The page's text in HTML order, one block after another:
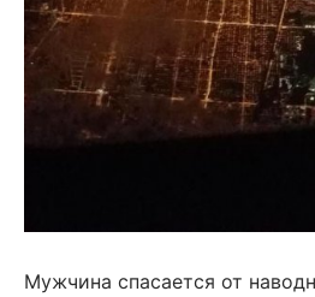
Мужчина спасается от